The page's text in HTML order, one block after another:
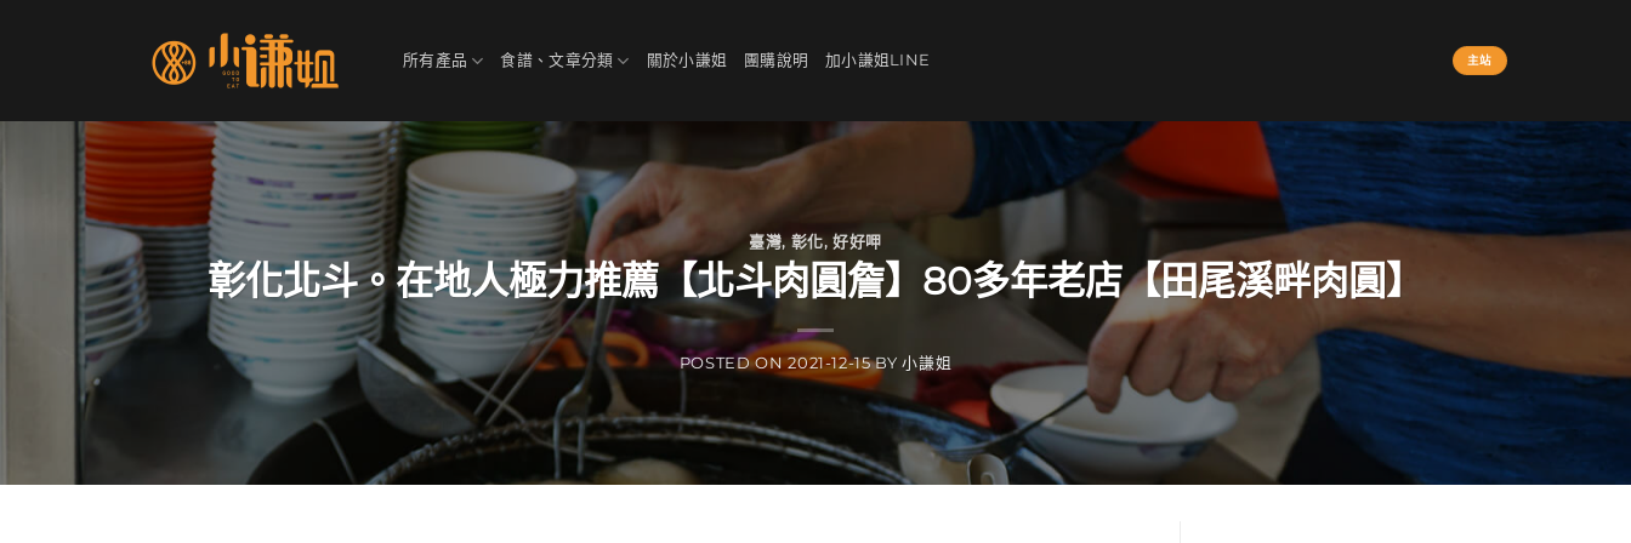
所有產品 食譜、文章分類 關於小謙姐 團購說明 加小謙姐LINE 主站
臺灣,彰化,好好呷
彰化北斗。在地人極力推薦【北斗肉圓詹】80多年老店【田尾溪畔肉圓】
POSTED ON2021-12-15 BY小謙姐